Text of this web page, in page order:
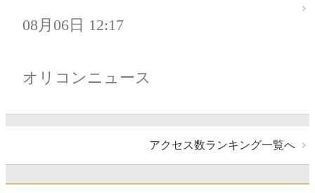
08月06日 12:17
オリコンニュース
アクセス数ランキング一覧へ